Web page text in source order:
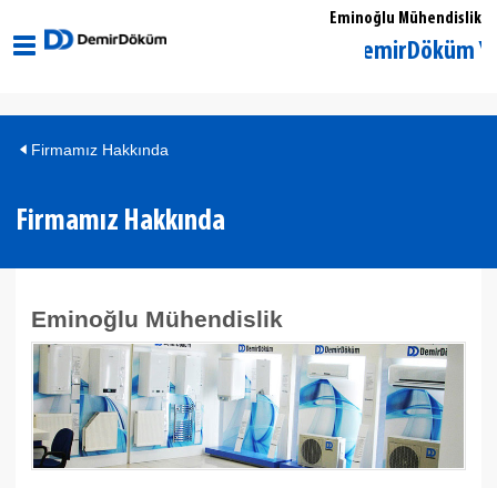
Eminoğlu Mühendislik
İstanbul Ümraniye DemirDöküm
Firmamız Hakkında
Firmamız Hakkında
Eminoğlu Mühendislik